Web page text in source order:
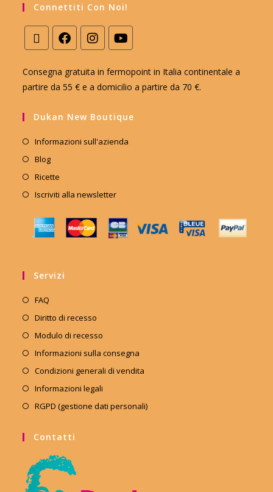
Connettiti Con Noi!
Consegna gratuita in fermopoint in Italia continentale a
partire da 55 € e a domicilio a partire da 70 €.
Dukan New Boutique
Informazioni sull'azienda
Blog
Ricette
Iscriviti alla newsletter
Servizi
FAQ
Diritto di recesso
Modulo di recesso
Informazioni sulla consegna
Condizioni generali di vendita
Informazioni legali
RGPD (gestione dati personali)
Contatti